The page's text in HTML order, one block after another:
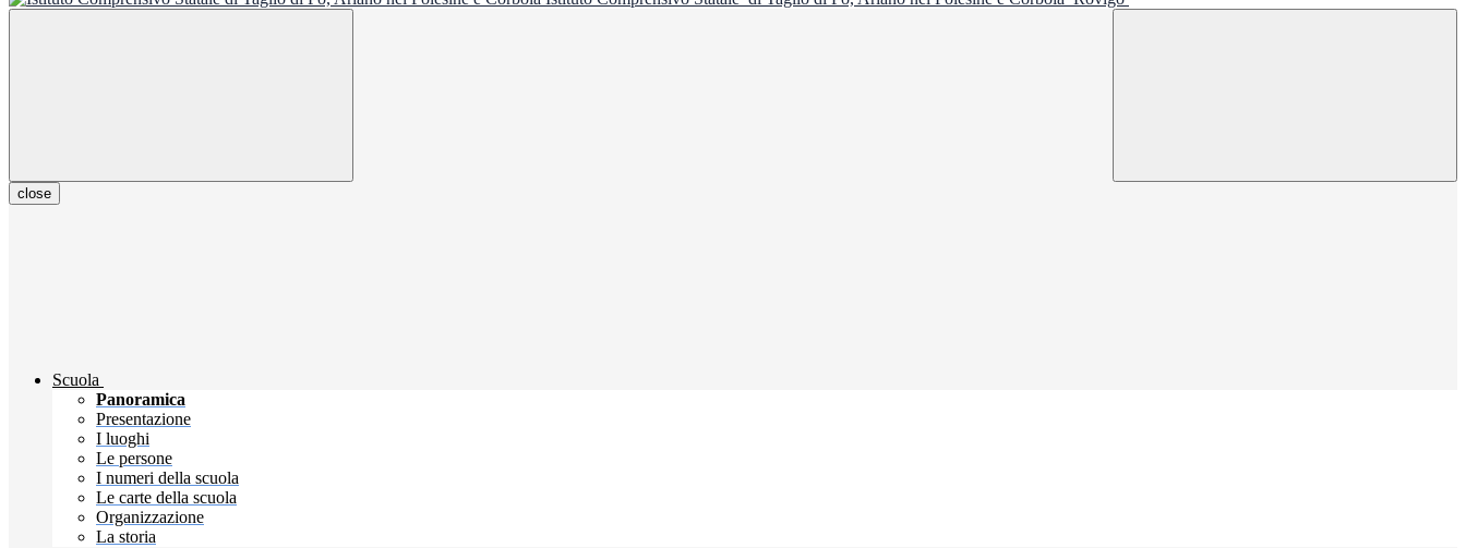
close
Scuola
Panoramica
Presentazione
I luoghi
Le persone
I numeri della scuola
Le carte della scuola
Organizzazione
La storia